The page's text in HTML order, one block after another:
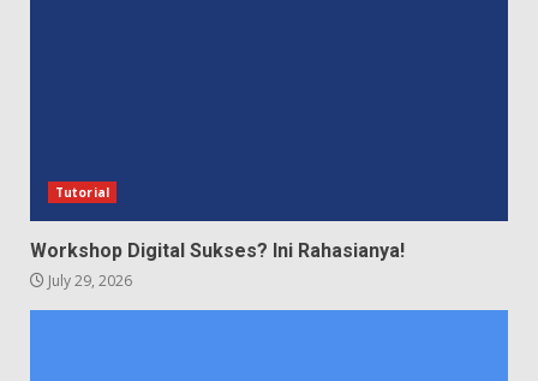
Tutorial
Workshop Digital Sukses? Ini Rahasianya!
July 29, 2026